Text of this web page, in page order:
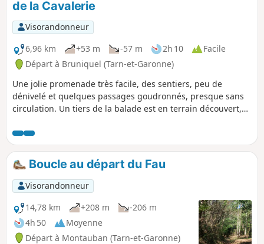
de la Cavalerie
Visorandonneur
6,96 km
+53 m -57 m 2h 10
Facile
Départ à Bruniquel (Tarn-et-Garonne)
Une jolie promenade très facile, des sentiers, peu de
dénivelé et quelques passages goudronnés, presque sans
circulation. Un tiers de la balade est en terrain découvert,
empruntent des allées boisées, longent un ruisseau,
passent en forêt.
Boucle au départ du Fau
Visorandonneur
14,78 km
+208 m
-206 m
4h 50
Moyenne
Départ à Montauban (Tarn-et-Garonne)